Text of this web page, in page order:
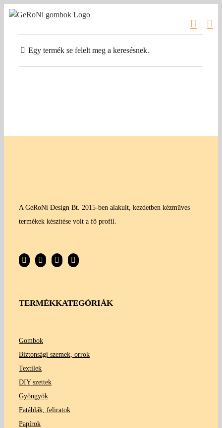
Kihagyás
Egy termék se felelt meg a keresésnek.
A GeRoNi Design Bt. 2015-ben alakult, kezdetben kézműves
termékek készítése volt a fő profil.
TERMÉKKATEGÓRIÁK
Gombok
Biztonsági szemek, orrok
Textilek
DIY szettek
Gyöngyök
Fatáblák, feliratok
Papírok